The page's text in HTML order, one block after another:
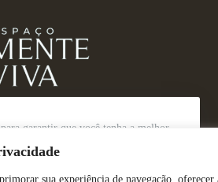
sua experiência de navegação,
garantir que você tenha a melhor
site.
Tabtech - 2023